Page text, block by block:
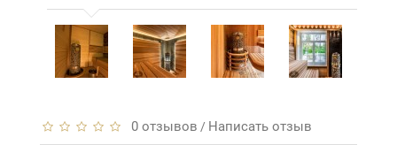
0 отзывов / Написать отзыв